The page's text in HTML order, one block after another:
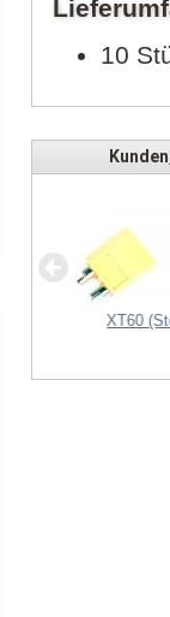
10
XT60